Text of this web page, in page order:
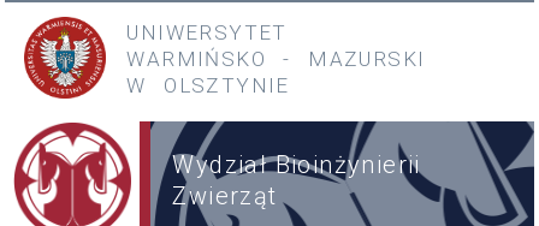
Przejdź do treści
Przejdź do menu głównego
UNIWERSYTET
WARMIŃSKO
- MAZURSKI
W OLSZTYNIE
Wydział Bioinżynierii
Zwierząt